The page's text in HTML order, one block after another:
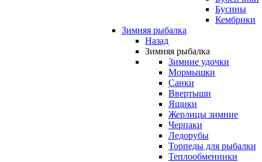
Бусины
Кембрики
Зимняя рыбалка
Назад
Зимняя рыбалка
Зимние удочки
Мормышки
Санки
Ввертыши
Ящики
Жерлицы зимние
Черпаки
Ледорубы
Торпеды для рыбалки
Теплообменники